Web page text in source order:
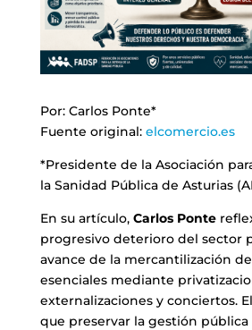
Por: Carlos Ponte*
Fuente original: elcomercio.es
*Presidente de la Asociación
la Sanidad Pública de Asturias
En su artículo, Carlos Ponte
progresivo deterioro del sector
avance de la mercantilización
esenciales mediante
externalizaciones y conciertos.
que preservar la gestión